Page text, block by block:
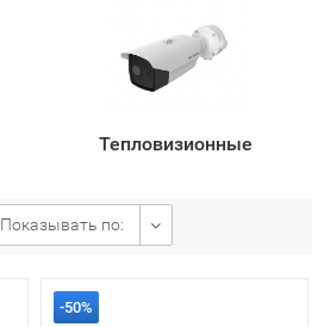
Тепловизионные
Показывать по:
-50%